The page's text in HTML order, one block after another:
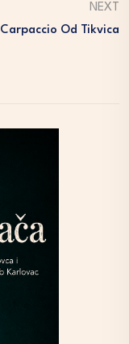
NEXT
Carpaccio Od Tikvica